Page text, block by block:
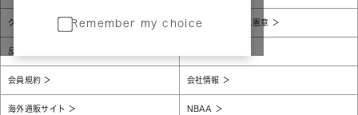
Remember my choice
グローバルプライバシーポリシー コンプライアンス憲章
反社会的勢力に対する基本方針
会員規約 会社情報
海外通販サイト NBAA